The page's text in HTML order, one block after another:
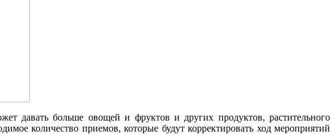
давать больше овощей и фруктов и других продуктов, растительного
количество приемов, которые будут корректировать ход мероприятий